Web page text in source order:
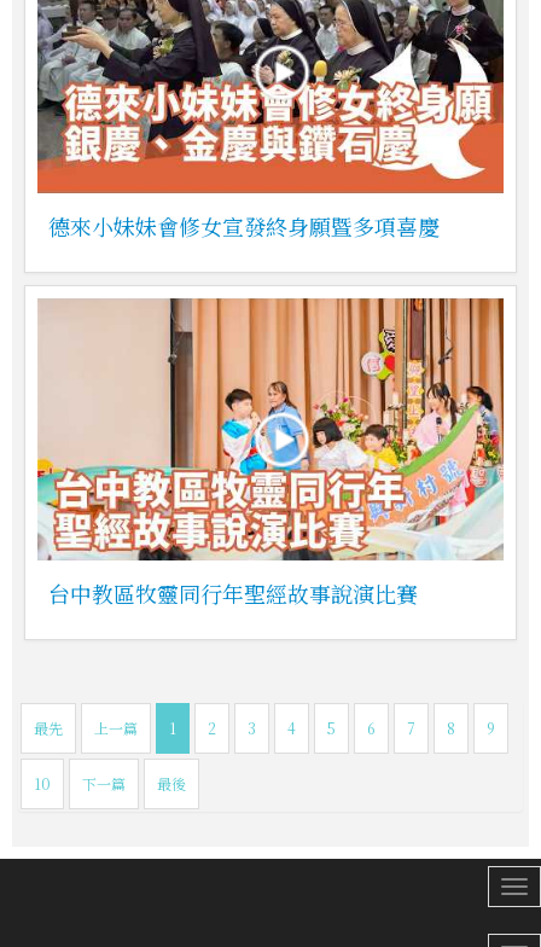
德來小妹妹會修女宣發終身願暨多項喜慶
台中教區牧靈同行年聖經故事說演比賽
最先 上一篇 1 2 3 4 5 6 7 8 9
10 下一篇 最後